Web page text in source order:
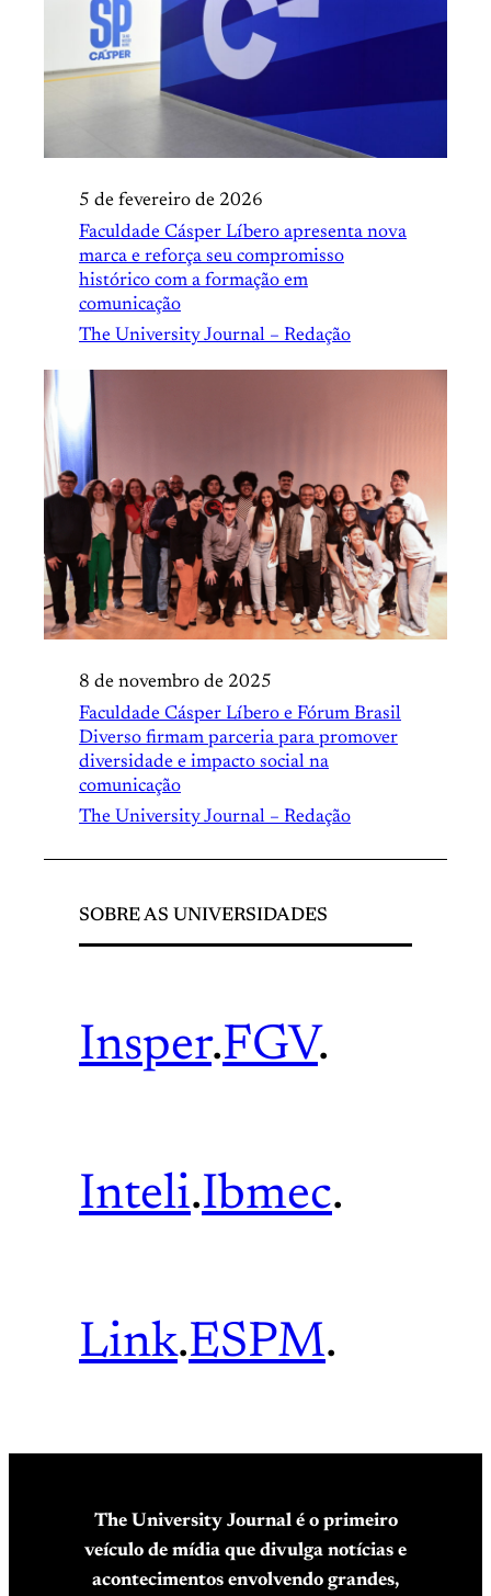
5 de fevereiro de 2026
Faculdade Cásper Líbero apresenta nova
marca e reforça seu compromisso
histórico com a formação em
comunicação
The University Journal – Redação
8 de novembro de 2025
Faculdade Cásper Líbero e Fórum Brasil
Diverso firmam parceria para promover
diversidade e impacto social na
comunicação
The University Journal – Redação
SOBRE AS UNIVERSIDADES
Insper.FGV.
Inteli.Ibmec.
Link.ESPM.
The University Journal é o primeiro
veículo de mídia que divulga notícias e
acontecimentos envolvendo grandes,